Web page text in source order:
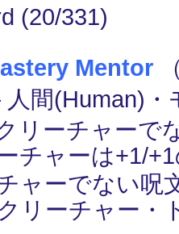
(20/331)
Mentor
間(Human)
リーチャーで
チャーは+1/
ャーでない呪
リーチャー・